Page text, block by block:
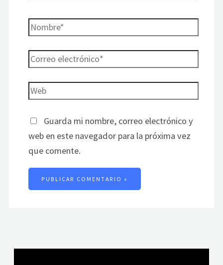
Guarda mi nombre, correo electrónico y
web en este navegador para la próxima vez
que comente.